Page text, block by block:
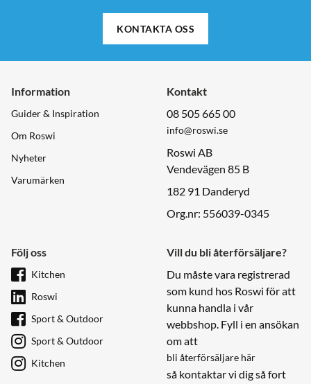
KONTAKTA OSS
Information
Guider & Inspiration
Om Roswi
Nyheter
Varumärken
Kontakt
08 505 665 00
info@roswi.se
Roswi AB
Vendevägen 85 B
182 91 Danderyd
Org.nr: 556039-0345
Följ oss
Kitchen
Roswi
Sport & Outdoor
Sport & Outdoor
Kitchen
Vill du bli återförsäljare?
Du måste vara registrerad
som kund hos Roswi för att
kunna handla i vår
webbshop. Fyll i en ansökan
om att
bli återförsäljare här
så kontaktar vi dig så fort